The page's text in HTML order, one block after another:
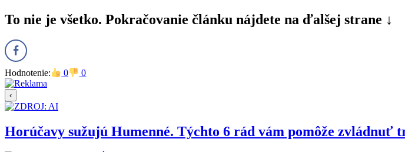
To nie je všetko. Pokračovanie článku nájdete na ďalšej strane ↓
Hodnotenie: 0 0
‹
Horúčavy sužujú Humenné. Týchto 6 rád vám pomôže zvládnuť